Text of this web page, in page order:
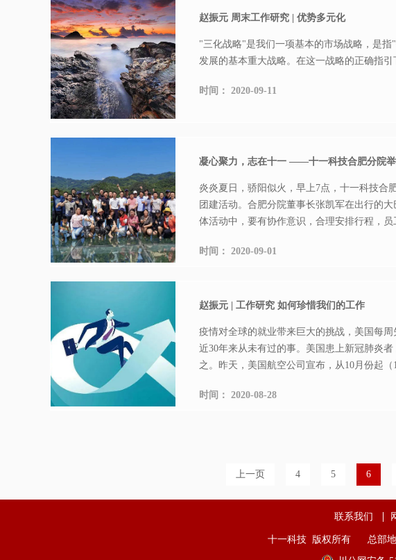
赵振元 周末工作研究 | 优势多元化
"三化战略"是我们一项基本的市场战略，是
发展的基本重大战略。在这一战略的正确指
时间： 2020-09-11
凝心聚力，志在十一 ——十一科技合肥分院
炎炎夏日，骄阳似火，早上7点，十一科技合
团建活动。合肥分院董事长张凯军在出行的
体活动中，要有协作意识，合理安排行程，员
时间： 2020-09-01
赵振元 | 工作研究 如何珍惜我们的工作
疫情对全球的就业带来巨大的挑战，美国每
近30年来从未有过的事。美国患上新冠肺炎
之。昨天，美国航空公司宣布，从10月份起（
时间： 2020-08-28
上一页 4 5 6
联系我们
十一科技 版权所有 总部地